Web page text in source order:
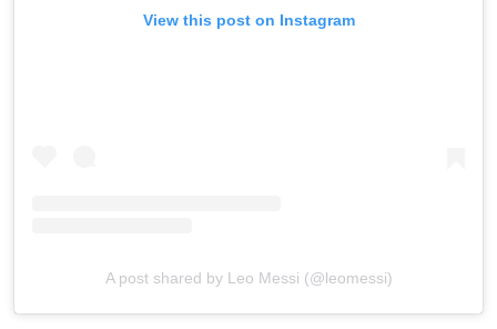
View this post on Instagram
A post shared by Leo Messi (@leomessi)